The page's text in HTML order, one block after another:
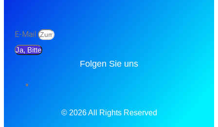
E-Mail
Ja, Bitte
Folgen Sie uns
© 2026 All Rights Reserved